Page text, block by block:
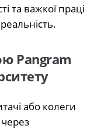
та важкої праці
Pangram
або колеги